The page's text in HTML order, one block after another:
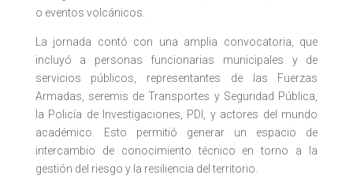
o eventos volcánicos.
La jornada contó con una amplia convocatoria, que
incluyó a personas funcionarias municipales y de
servicios públicos, representantes de las Fuerzas
Armadas, seremis de Transportes y Seguridad Pública,
la Policía de Investigaciones, PDI, y actores del mundo
académico. Esto permitió generar un espacio de
intercambio de conocimiento técnico en torno a la
gestión del riesgo y la resiliencia del territorio.